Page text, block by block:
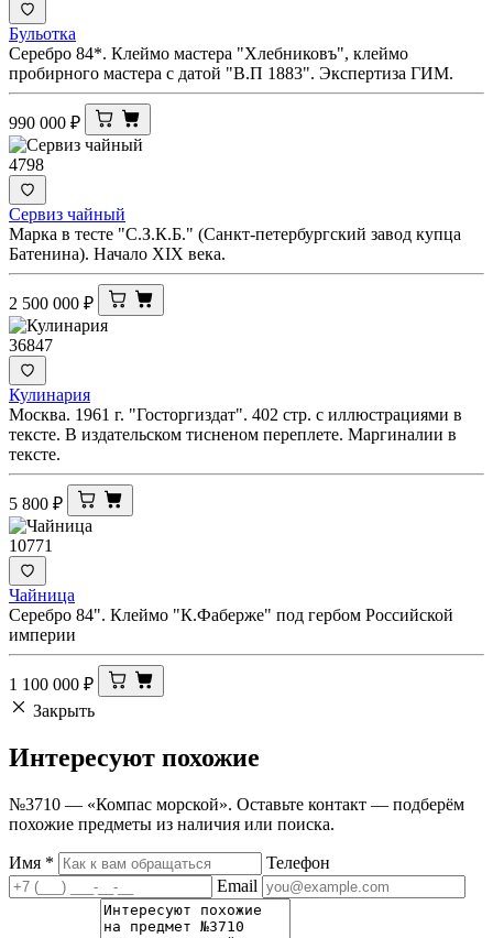
Бульотка
Серебро 84*. Клеймо мастера "Хлебниковъ", клеймо
пробирного мастера с датой "В.П 1883". Экспертиза ГИМ.
990 000 ₽
4798
Сервиз чайный
Марка в тесте "С.З.К.Б." (Санкт-петербургский завод купца
Батенина). Начало XIX века.
2 500 000 ₽
36847
Кулинария
Москва. 1961 г. "Госторгиздат". 402 стр. с иллюстрациями в
тексте. В издательском тисненом переплете. Маргиналии в
тексте.
5 800 ₽
10771
Чайница
Серебро 84". Клеймо "К.Фаберже" под гербом Российской
империи
1 100 000 ₽
Закрыть
Интересуют похожие
№3710 — «Компас морской». Оставьте контакт — подберём
похожие предметы из наличия или поиска.
Имя *
Телефон
Email